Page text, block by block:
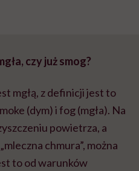
czy już smog?
mgłą, z definicji jest to
(dym) i fog (mgła). Na
powietrza, a
chmura”, można
to od warunków